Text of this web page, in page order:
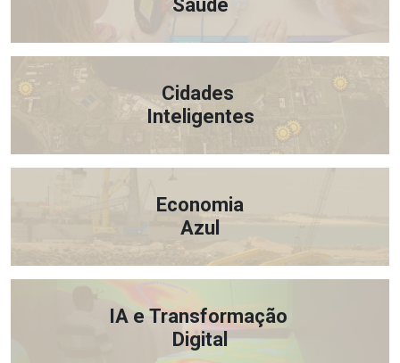
Saúde
Cidades
Inteligentes
Economia
Azul
IA e Transformação
Digital